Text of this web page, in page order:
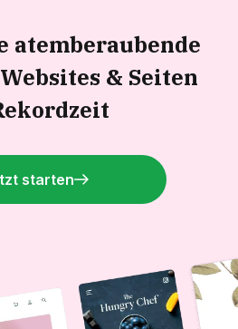
atemberaubende
& Seiten
starten